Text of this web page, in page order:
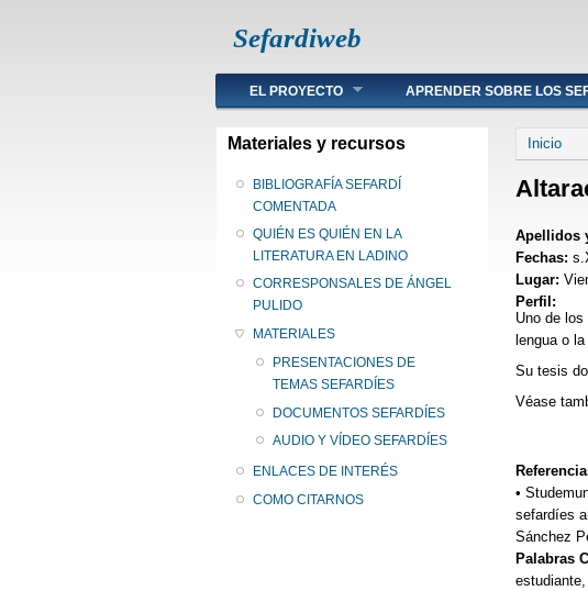
Sefardiweb
Main menu
EL PROYECTO APRENDER SOBRE LOS
Materiales y recursos
BIBLIOGRAFÍA SEFARDÍ
COMENTADA
QUIÉN ES QUIÉN EN LA
LITERATURA EN LADINO
CORRESPONSALES DE ÁNGEL
PULIDO
MATERIALES
PRESENTACIONES DE
TEMAS SEFARDÍES
DOCUMENTOS SEFARDÍES
AUDIO Y VÍDEO SEFARDÍES
ENLACES DE INTERÉS
COMO CITARNOS
Se
Inicio
Apellidos
Fechas:
Lugar:
Perfil:
Uno de
lengua o
Su tesis
Véase
•
sefardíes
Sánchez
Palabras